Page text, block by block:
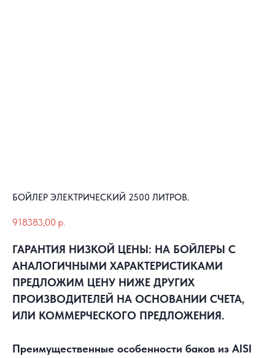
БОЙЛЕР ЭЛЕКТРИЧЕСКИЙ 2500 ЛИТРОВ.
918383,00 р.
ГАРАНТИЯ НИЗКОЙ ЦЕНЫ: НА БОЙЛЕРЫ С
АНАЛОГИЧНЫМИ ХАРАКТЕРИСТИКАМИ
ПРЕДЛОЖИМ ЦЕНУ НИЖЕ ДРУГИХ
ПРОИЗВОДИТЕЛЕЙ НА ОСНОВАНИИ СЧЕТА,
ИЛИ КОММЕРЧЕСКОГО ПРЕДЛОЖЕНИЯ.
Преимущественные особенности баков из AISI